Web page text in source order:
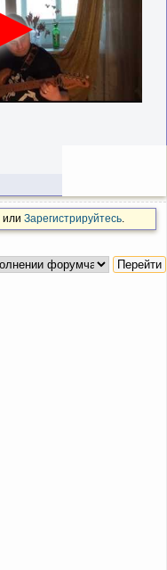
или Зарегистрируйтесь.